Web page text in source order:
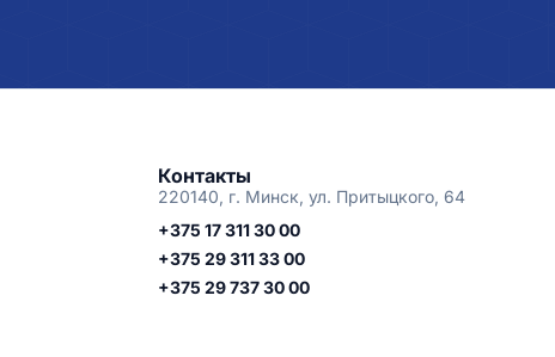
Контакты
220140, г. Минск, ул. Притыцкого, 64
+375 17 311 30 00
+375 29 311 33 00
+375 29 737 30 00